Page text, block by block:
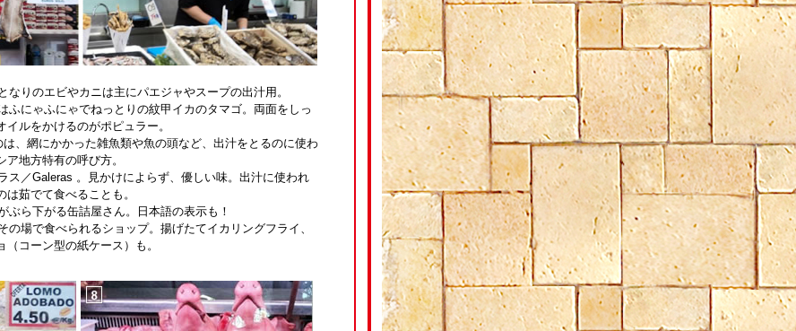
なりのエビやカニは主にパエジャやスープの出汁用。
ふにゃふにゃでねっとりの紋甲イカのタマゴ。両面をしっ
ルをかけるのがポピュラー。
、網にかかった雑魚類や魚の頭など、出汁をとるのに使わ
地方特有の呼び方。
ス／Galeras 。見かけによらず、優しい味。出汁に使われ
茹でて食べることも。
ぶら下がる缶詰屋さん。日本語の表示も！
の場で食べられるショップ。揚げたてイカリングフライ、
コーン型の紙ケース）も。